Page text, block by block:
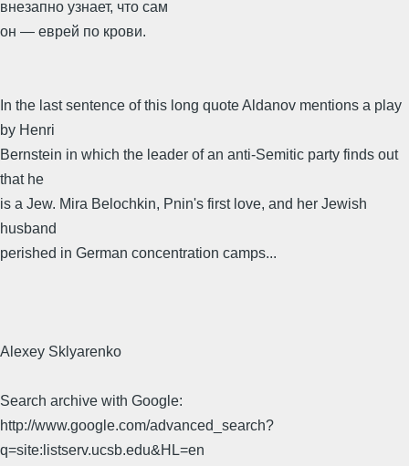
внезапно узнает, что сам
он — еврей по крови.
In the last sentence of this long quote Aldanov mentions a play
by Henri
Bernstein in which the leader of an anti-Semitic party finds out
that he
is a Jew. Mira Belochkin, Pnin's first love, and her Jewish
husband
perished in German concentration camps...
Alexey Sklyarenko
Search archive with Google:
http://www.google.com/advanced_search?
q=site:listserv.ucsb.edu&HL=en